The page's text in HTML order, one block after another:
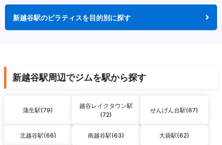
新越谷駅のピラティスを目的別に探す
新越谷駅周辺でジムを駅から探す
蒲生駅(79)
越谷レイクタウン駅
(72)
せんげん台駅(67)
北越谷駅(66) 南越谷駅(63) 大袋駅(62)